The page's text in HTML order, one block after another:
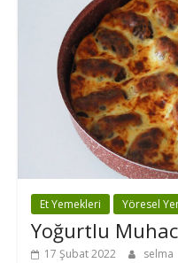
Et Yemekleri Yöresel
Yoğurtlu
17 Şubat 2022 selma